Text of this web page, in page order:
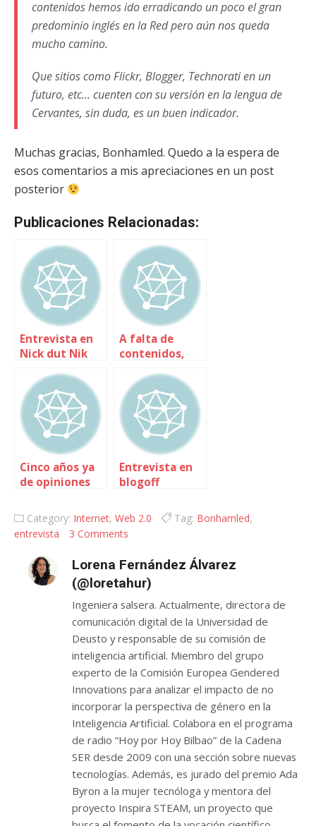
contenidos hemos ido erradicando un poco el gran
predominio inglés en la Red pero aún nos queda
mucho camino.
Que sitios como Flickr, Blogger, Technorati en un
futuro, etc… cuenten con su versión en la lengua de
Cervantes, sin duda, es un buen indicador.
Muchas gracias, Bonhamled. Quedo a la espera de
esos comentarios a mis apreciaciones en un post
posterior
Publicaciones Relacionadas:
Entrevista en
Nick dut Nik
A falta de
contenidos,
entrevistas
Cinco años ya
de opiniones
Entrevista en
blogoff
Category: Internet, Web 2.0 Tag: Bonhamled,
entrevista
3 Comments
Lorena Fernández Álvarez
(@loretahur)
Ingeniera salsera. Actualmente, directora de
comunicación digital de la Universidad de
Deusto y responsable de su comisión de
inteligencia artificial. Miembro del grupo
experto de la Comisión Europea Gendered
Innovations para analizar el impacto de no
incorporar la perspectiva de género en la
Inteligencia Artificial. Colabora en el programa
de radio “Hoy por Hoy Bilbao” de la Cadena
SER desde 2009 con una sección sobre nuevas
tecnologías. Además, es jurado del premio Ada
Byron a la mujer tecnóloga y mentora del
proyecto Inspira STEAM, un proyecto que